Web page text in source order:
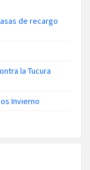
de recargo
la Tucura
Invierno